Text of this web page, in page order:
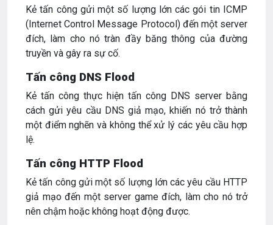
Kẻ tấn công gửi một số lượng lớn các gói tin ICMP
(Internet Control Message Protocol) đến một server
đích, làm cho nó tràn đầy băng thông của đường
truyền và gây ra sự cố.
Tấn công DNS Flood
Kẻ tấn công thực hiện tấn công DNS server bằng
cách gửi yêu cầu DNS giả mạo, khiến nó trở thành
một điểm nghẽn và không thể xử lý các yêu cầu hợp
lệ.
Tấn công HTTP Flood
Kẻ tấn công gửi một số lượng lớn các yêu cầu HTTP
giả mạo đến một server game đích, làm cho nó trở
nên chậm hoặc không hoạt động được.